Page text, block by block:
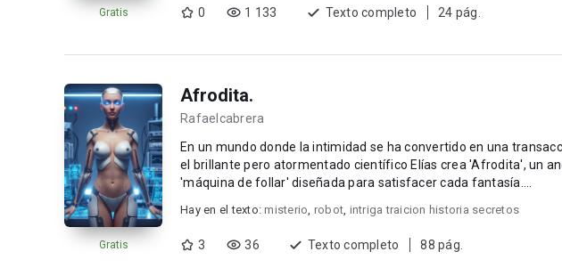
Gratis 0 1 133 Texto completo 24 pág.
Gratis
Afrodita.
Rafaelcabrera
En un mundo donde la intimidad se ha convertido en una transacción y el deseo en una mercancía,
el brillante pero atormentado científico Elías crea 'Afrodita', un
'máquina de follar' diseñada para satisfacer cada fantasía....
Hay en el texto:misterio, robot, intriga traicion historia secretos
3 36 Texto completo 88 pág.